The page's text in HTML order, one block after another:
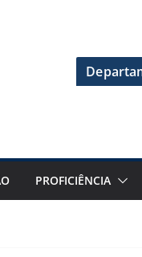
PROFICIÊNCIA